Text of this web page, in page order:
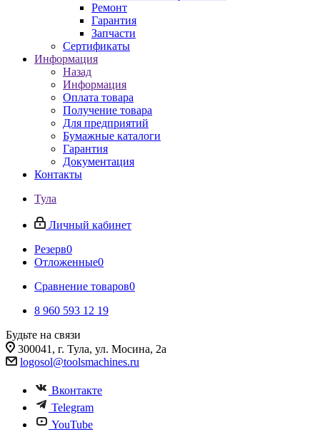
Ремонт
Гарантия
Запчасти
Сертификаты
Информация
Назад
Информация
Оплата товара
Получение товара
Для предприятий
Бумажные каталоги
Гарантия
Документация
Контакты
Тула
Личный кабинет
Резерв0
Отложенные0
Сравнение товаров0
8 960 593 12 19
Будьте на связи
300041, г. Тула, ул. Мосина, 2а
logosol@toolsmachines.ru
Вконтакте
Telegram
YouTube